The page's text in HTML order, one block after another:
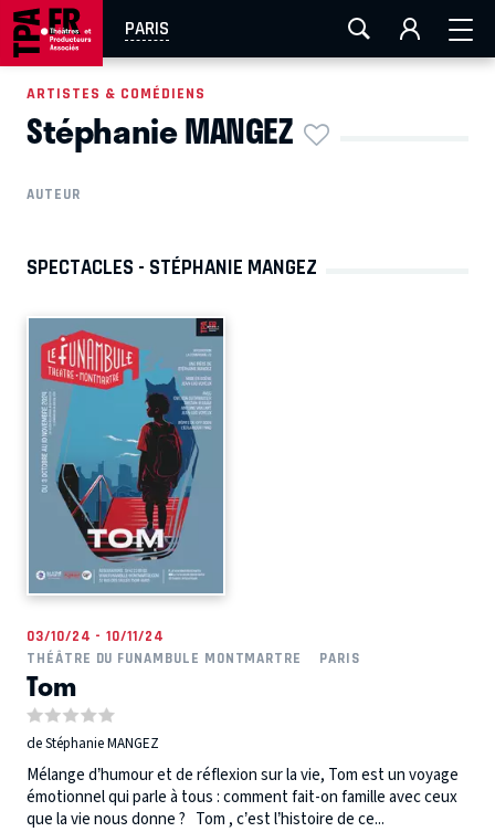
PARIS
AIX-MARSEILLE LA ROCHELLE
EN TOURNÉE
ARTISTES & COMÉDIENS
Stéphanie MANGEZ
AUTEUR
SPECTACLES - STÉPHANIE MANGEZ
03/10/24 - 10/11/24
THÉÂTRE DU FUNAMBULE MONTMARTRE
PARIS
Tom
de Stéphanie MANGEZ
Mélange d’humour et de réflexion sur la vie, Tom est un voyage
émotionnel qui parle à tous : comment fait-on famille avec ceux
que la vie nous donne ? Tom , c’est l’histoire de ce...